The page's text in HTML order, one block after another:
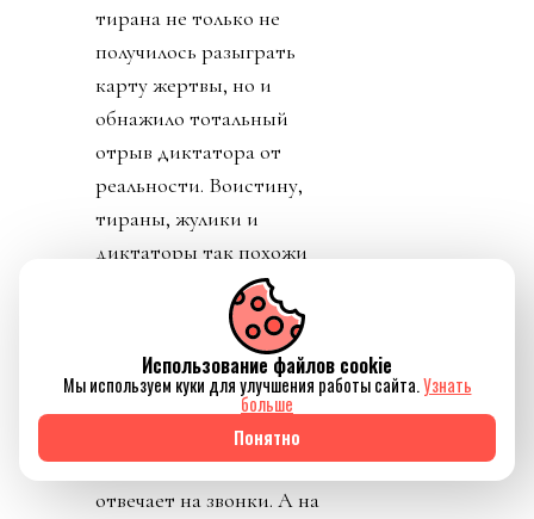
тирана не только не
получилось разыграть
карту жертвы, но и
обнажило тотальный
отрыв диктатора от
реальности. Воистину,
тираны, жулики и
диктаторы так похожи
День 8. Понедельник. А
где же главный
бенефициар и
«папочка» лысого из
ФИФА? А он не
отвечает на звонки. А на
Использование файлов cookie
Мы используем куки для улучшения работы сайта.Узнать
больше
Понятно